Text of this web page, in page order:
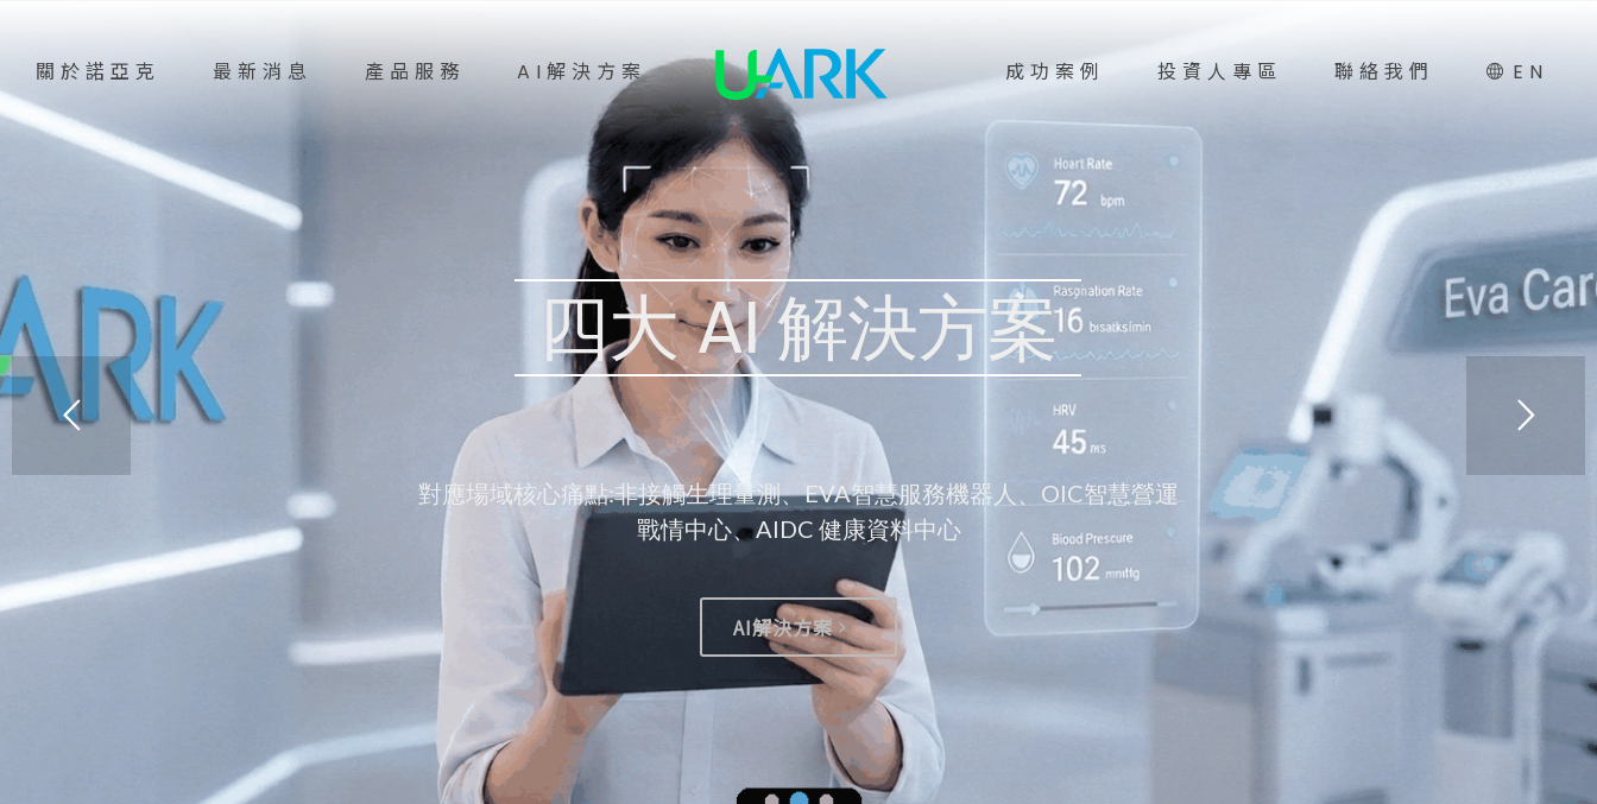
關於諾亞克 最新消息 產品服務 AI解決方案 成功案例 投資人專區 聯絡我們 EN
四大 AI 解決方案
對應場域核心痛點:非接觸生理量測、EVA智慧服務機器人、OIC智慧營運
戰情中心、AIDC 健康資料中心
AI解決方案